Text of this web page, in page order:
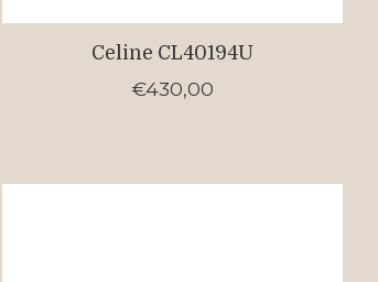
Celine CL40194U
€430,00